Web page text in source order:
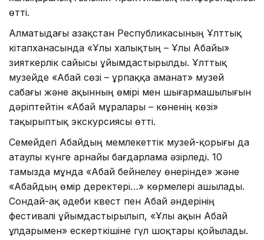
өтті.
Алматыдағы Қазақстан Республикасының Ұлттық
кітапханасында «Ұлы халықтың – Ұлы Абайы»
зияткерлік сайысы ұйымдастырылды. Ұлттық
музейде «Абай сөзі – ұрпаққа аманат» музей
сабағы және ақынның өмірі мен шығармашылығын
дәріптейтін «Абай мұралары – көненің көзі»
тақырыптық экскурсиясы өтті.
Семейдегі Абайдың мемлекеттік музей-қорығы да
атаулы күнге арнайы бағдарлама әзірледі. 10
тамызда мұнда «Абай бейнелеу өнерінде» және
«Абайдың өмір деректері…» көрмелері ашылады.
Сондай-ақ әдеби квест пен Абай әндерінің
фестивалі ұйымдастырылып, «Ұлы ақын Абай
ұлдарымен» ескерткішіне гүл шоқтары қойылады.